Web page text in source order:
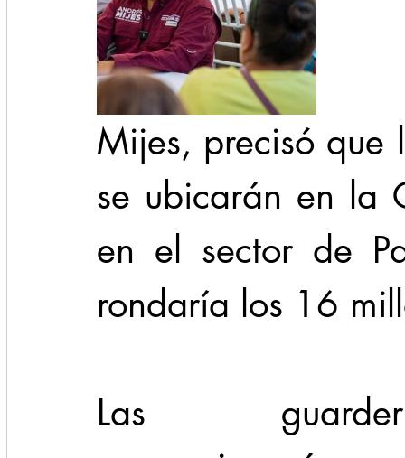
Mijes, precisó que
se ubicarán en la
en el sector de
rondaría los 16
Las